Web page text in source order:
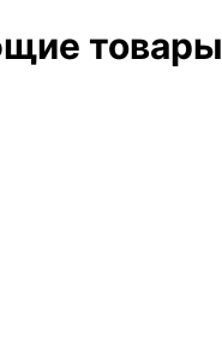
товары